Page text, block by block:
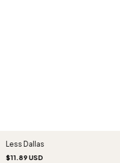
Less Dallas
$11.89 USD